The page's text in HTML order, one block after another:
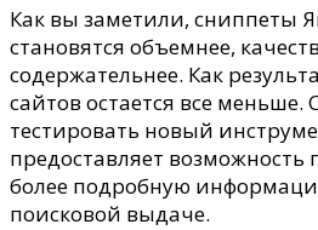
Как вы заметили, сниппеты
становятся объемнее,
содержательнее. Как
сайтов остается все меньше.
тестировать новый
предоставляет возможность
более подробную
поисковой выдаче.